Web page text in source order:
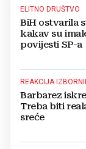
ELITNO DRUŠTVO
BiH ostvarila
kakav su
povijesti SP-a
REAKCIJA
Barbarez
Treba biti
sreće